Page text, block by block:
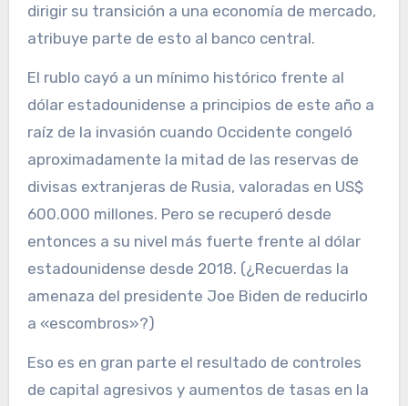
dirigir su transición a una economía de mercado,
atribuye parte de esto al banco central.
El rublo cayó a un mínimo histórico frente al
dólar estadounidense a principios de este año a
raíz de la invasión cuando Occidente congeló
aproximadamente la mitad de las reservas de
divisas extranjeras de Rusia, valoradas en US$
600.000 millones. Pero se recuperó desde
entonces a su nivel más fuerte frente al dólar
estadounidense desde 2018. (¿Recuerdas la
amenaza del presidente Joe Biden de reducirlo
a «escombros»?)
Eso es en gran parte el resultado de controles
de capital agresivos y aumentos de tasas en la